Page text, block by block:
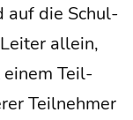
auf die Schul­
allein,
einem Teil­
Teil­neh­mer